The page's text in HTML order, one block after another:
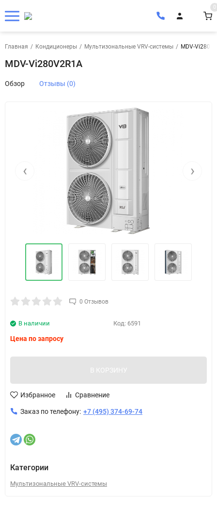
0
Главная / Кондиционеры / Мультизональные VRV-системы / MDV-
MDV-Vi280V2R1A
Обзор Отзывы (0)
‹ ›
0 Отзывов
Код: 6591
В наличии
Цена по запросу
В КОРЗИНУ
Избранное Сравнение
Заказ по телефону: +7 (495) 374-69-74
Категории
Мультизональные VRV-системы